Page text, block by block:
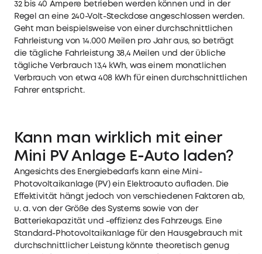
32 bis 40 Ampere betrieben werden können und in der
Regel an eine 240-Volt-Steckdose angeschlossen werden.
Geht man beispielsweise von einer durchschnittlichen
Fahrleistung von 14.000 Meilen pro Jahr aus, so beträgt
die tägliche Fahrleistung 38,4 Meilen und der übliche
tägliche Verbrauch 13,4 kWh, was einem monatlichen
Verbrauch von etwa 408 kWh für einen durchschnittlichen
Fahrer entspricht.
Kann man wirklich mit einer
Mini PV Anlage E-Auto laden?
Angesichts des Energiebedarfs kann eine Mini-
Photovoltaikanlage (PV) ein Elektroauto aufladen. Die
Effektivität hängt jedoch von verschiedenen Faktoren ab,
u. a. von der Größe des Systems sowie von der
Batteriekapazität und -effizienz des Fahrzeugs. Eine
Standard-Photovoltaikanlage für den Hausgebrauch mit
durchschnittlicher Leistung könnte theoretisch genug